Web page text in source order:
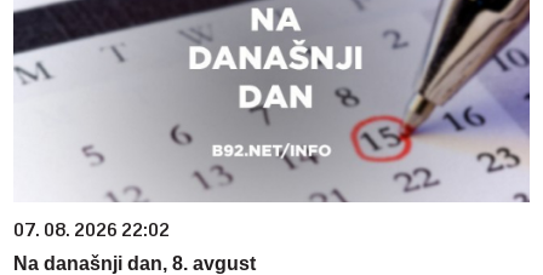
07. 08. 2026 22:02
Na današnji dan, 8. avgust